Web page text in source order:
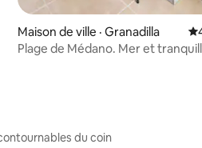
Maison de ville · Granadilla
Plage de Médano. Mer et
du coin